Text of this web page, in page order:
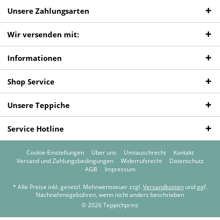
Unsere Zahlungsarten
Wir versenden mit:
Informationen
Shop Service
Unsere Teppiche
Service Hotline
Cookie-Einstellungen Über uns Umtauschrecht
Kontakt
Versand und Zahlungsbedingungen
Widerrufsrecht
Datenschutz
AGB
Impressum
* Alle Preise inkl. gesetzl. Mehrwertsteuer zzgl. Versandkosten und ggf.
Nachnahmegebühren, wenn nicht anders beschrieben
© 2026 Teppichprinz